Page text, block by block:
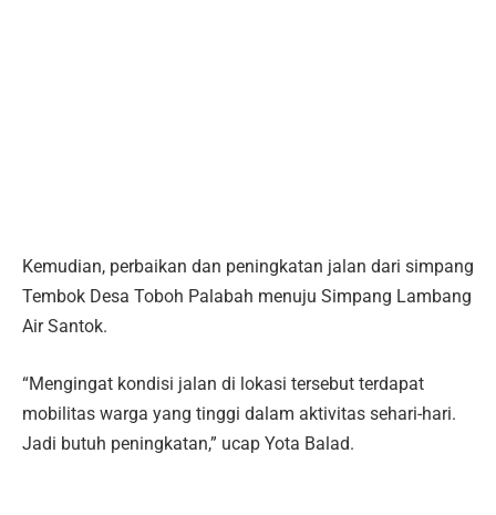
Kemudian, perbaikan dan peningkatan jalan dari simpang
Tembok Desa Toboh Palabah menuju Simpang Lambang
Air Santok.
“Mengingat kondisi jalan di lokasi tersebut terdapat
mobilitas warga yang tinggi dalam aktivitas sehari-hari.
Jadi butuh peningkatan,” ucap Yota Balad.